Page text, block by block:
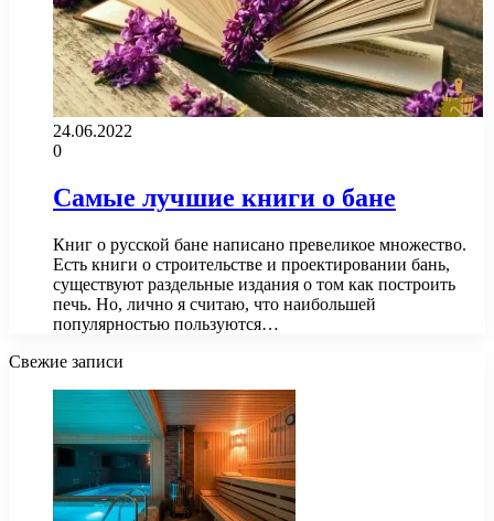
24.06.2022
0
Самые лучшие книги о бане
Книг о русской бане написано превеликое множество.
Есть книги о строительстве и проектировании бань,
существуют раздельные издания о том как построить
печь. Но, лично я считаю, что наибольшей
популярностью пользуются…
Свежие записи